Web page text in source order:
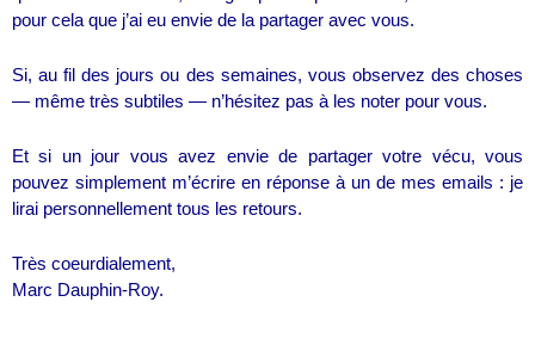
pour cela que j’ai eu envie de la partager avec vous.
Si, au fil des jours ou des semaines, vous observez des choses
— même très subtiles — n’hésitez pas à les noter pour vous.
Et si un jour vous avez envie de partager votre vécu, vous
pouvez simplement m’écrire en réponse à un de mes emails : je
lirai personnellement tous les retours.
Très coeurdialement,
Marc Dauphin-Roy.